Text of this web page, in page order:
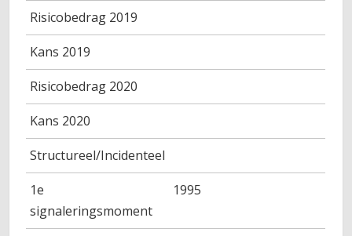
Risicobedrag 2019
Kans 2019
Risicobedrag 2020
Kans 2020
Structureel/Incidenteel
1e
signaleringsmoment
1995